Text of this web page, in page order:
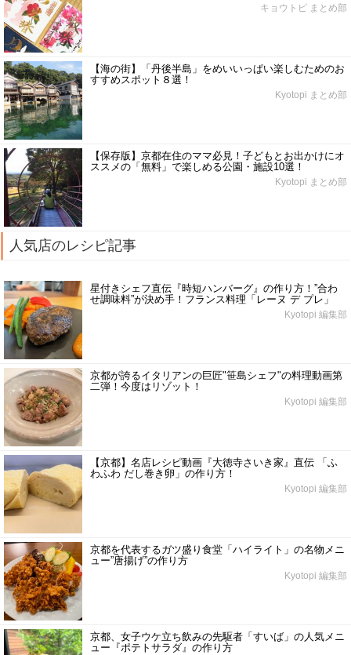
キョウトピ まとめ部
【海の街】「丹後半島」をめいいっぱい楽しむためのお
すすめスポット８選！
Kyotopi まとめ部
【保存版】京都在住のママ必見！子どもとお出かけにオ
ススメの「無料」で楽しめる公園・施設10選！
Kyotopi まとめ部
人気店のレシピ記事
星付きシェフ直伝『時短ハンバーグ』の作り方！”合わ
せ調味料”が決め手！フランス料理「レーヌ デ プレ」
Kyotopi 編集部
京都が誇るイタリアンの巨匠"笹島シェフ"の料理動画第
二弾！今度はリゾット！
Kyotopi 編集部
【京都】名店レシピ動画『大徳寺さいき家』直伝 「ふ
わふわ だし巻き卵」の作り方！
Kyotopi 編集部
京都を代表するガツ盛り食堂「ハイライト」の名物メニ
ュー”唐揚げ”の作り方
Kyotopi 編集部
京都、女子ウケ立ち飲みの先駆者「すいば」の人気メニ
ュー『ポテトサラダ』の作り方